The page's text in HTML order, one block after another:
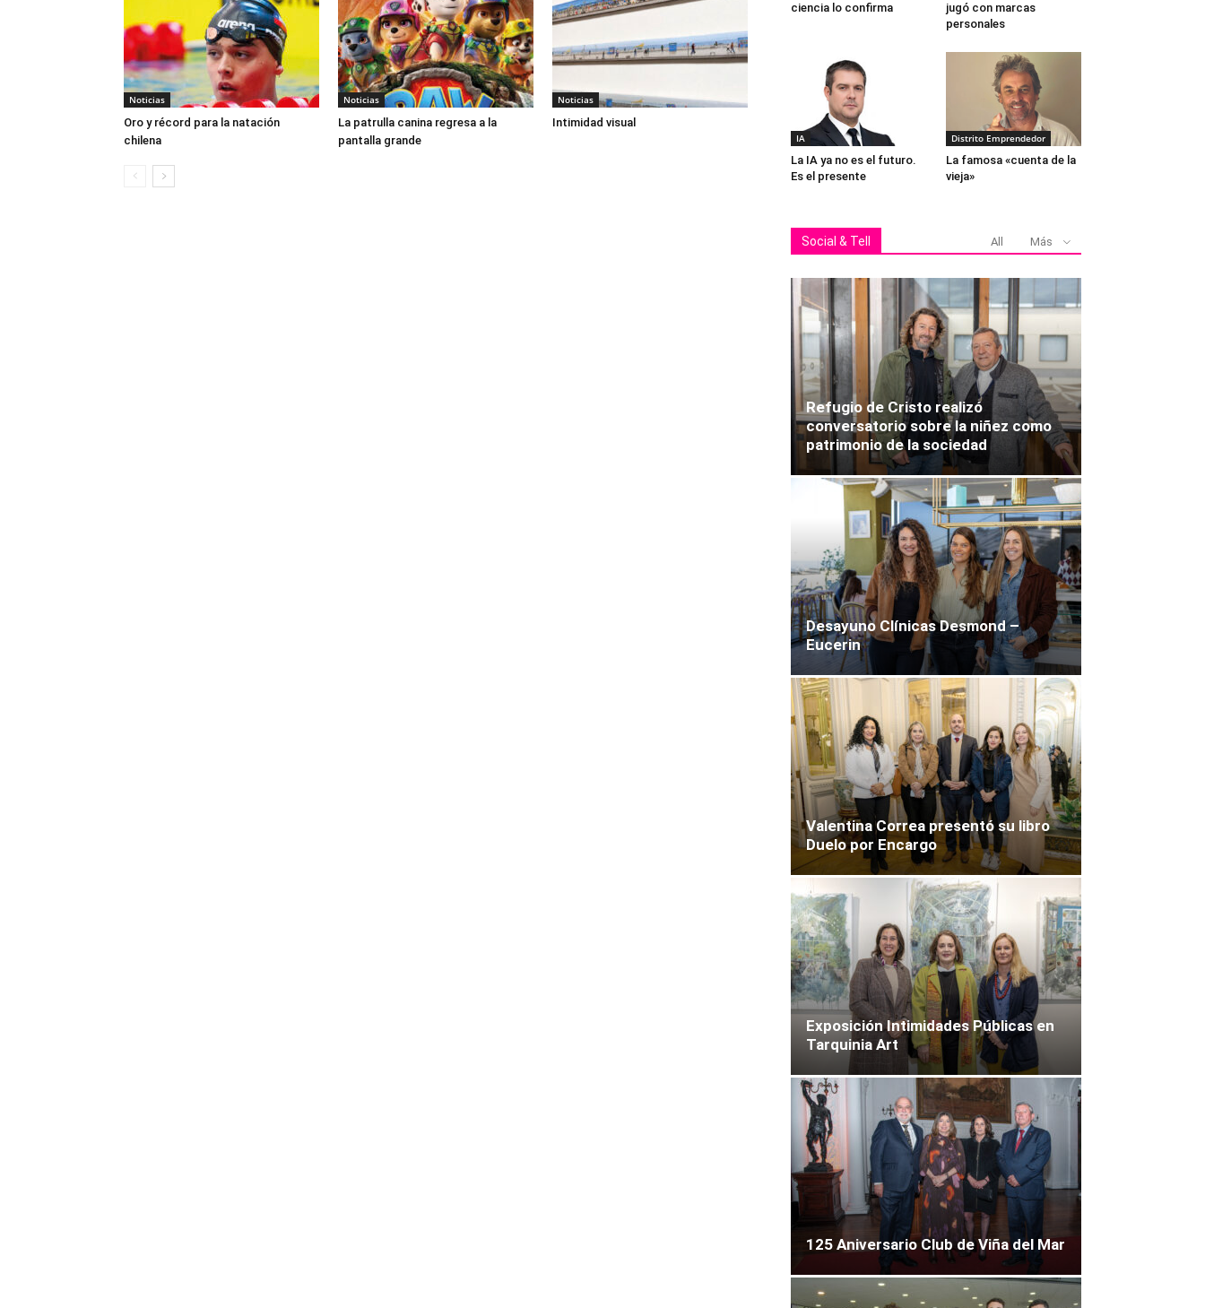
Noticias
Oro y récord para la natación
chilena
Noticias
La patrulla canina regresa a la
pantalla grande
Noticias
Intimidad visual
ciencia lo confirma
jugó con marcas
personales
IA
La IA ya no es el futuro.
Es el presente
Distrito Emprendedor
La famosa «cuenta de la
vieja»
Social & Tell All Más
Refugio de Cristo realizó
conversatorio sobre la niñez como
patrimonio de la sociedad
Desayuno Clínicas Desmond –
Eucerin
Valentina Correa presentó su libro
Duelo por Encargo
Exposición Intimidades Públicas en
Tarquinia Art
125 Aniversario Club de Viña del Mar